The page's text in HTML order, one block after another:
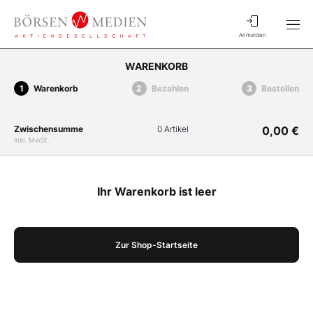
Anmelden
WARENKORB
Warenkorb Bezahlen Bestellen
Zwischensumme
inkl. MwSt.
0 Artikel 0,00 €
Ihr Warenkorb ist leer
Zur Shop-Startseite